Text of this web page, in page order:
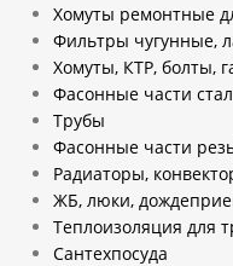
Хомуты ремонтные
Фильтры чугунные,
Хомуты, КТР, болты,
Фасонные части
Трубы
Фасонные части
Радиаторы,
ЖБ, люки,
Теплоизоляция для
Сантехпосуда